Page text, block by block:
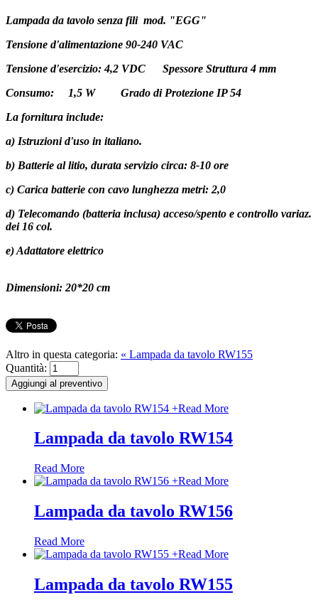
Lampada da tavolo senza fili mod. "EGG"
Tensione d'alimentazione 90-240 VAC
Tensione d'esercizio: 4,2 VDC Spessore Struttura 4 mm
Consumo: 1,5 W Grado di Protezione IP 54
La fornitura include:
a) Istruzioni d'uso in italiano.
b) Batterie al litio, durata servizio circa: 8-10 ore
c) Carica batterie con cavo lunghezza metri: 2,0
d) Telecomando (batteria inclusa) acceso/spento e controllo variaz.
dei 16 col.
e) Adattatore elettrico
Dimensioni: 20*20 cm
Altro in questa categoria: « Lampada da tavolo RW155
Quantità:
+Read More
Lampada da tavolo RW154
Read More
+Read More
Lampada da tavolo RW156
Read More
+Read More
Lampada da tavolo RW155